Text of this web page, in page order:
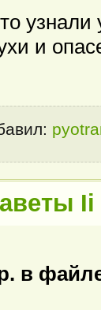
узнали
и
Ii
в